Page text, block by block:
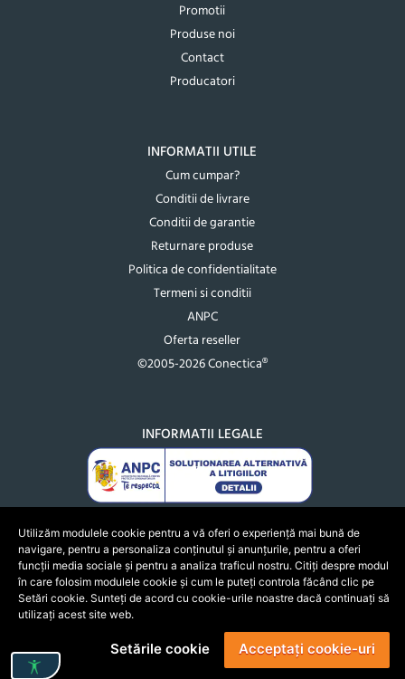
Promotii
Produse noi
Contact
Producatori
INFORMATII UTILE
Cum cumpar?
Conditii de livrare
Conditii de garantie
Returnare produse
Politica de confidentialitate
Termeni si conditii
ANPC
Oferta reseller
©2005-2026 Conectica®
INFORMATII LEGALE
Utilizăm modulele cookie pentru a vă oferi o experiență mai bună de
navigare, pentru a personaliza conținutul și anunțurile, pentru a oferi
funcții media sociale și pentru a analiza traficul nostru. Citiți despre modul
în care folosim modulele cookie și cum le puteți controla făcând clic pe
Setări cookie. Sunteți de acord cu cookie-urile noastre dacă continuați să
utilizați acest site web.
Setările cookie Acceptați cookie-uri